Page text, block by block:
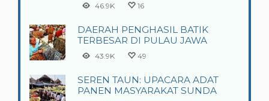
46.9K 16
DAERAH PENGHASIL BATIK
TERBESAR DI PULAU JAWA
43.9K 49
SEREN TAUN: UPACARA ADAT
PANEN MASYARAKAT SUNDA